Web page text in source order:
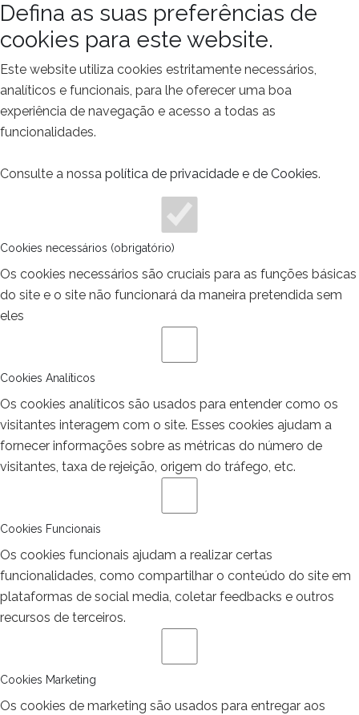
Defina as suas preferências de
cookies para este website.
Este website utiliza cookies estritamente necessários,
analíticos e funcionais, para lhe oferecer uma boa
experiência de navegação e acesso a todas as
funcionalidades.
Consulte a nossa política de privacidade e de Cookies.
Cookies necessários (obrigatório)
Os cookies necessários são cruciais para as funções básicas
do site e o site não funcionará da maneira pretendida sem
eles
Cookies Analíticos
Os cookies analíticos são usados para entender como os
visitantes interagem com o site. Esses cookies ajudam a
fornecer informações sobre as métricas do número de
visitantes, taxa de rejeição, origem do tráfego, etc.
Cookies Funcionais
Os cookies funcionais ajudam a realizar certas
funcionalidades, como compartilhar o conteúdo do site em
plataformas de social media, coletar feedbacks e outros
recursos de terceiros.
Cookies Marketing
Os cookies de marketing são usados para entregar aos